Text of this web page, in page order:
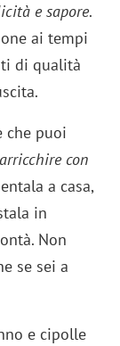
e sapore.
ai tempi
di qualità
che puoi
con
a casa,
in
Non
se sei a
e cipolle